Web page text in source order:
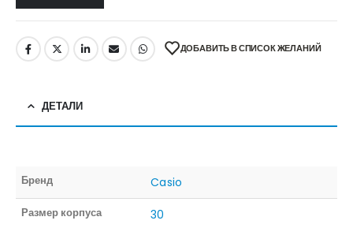
ДОБАВИТЬ В СПИСОК ЖЕЛАНИЙ
ДЕТАЛИ
Бренд Casio
Размер корпуса 30